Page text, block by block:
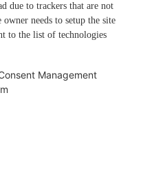
due to trackers that are not
needs to setup the site
to the list of technologies
Management